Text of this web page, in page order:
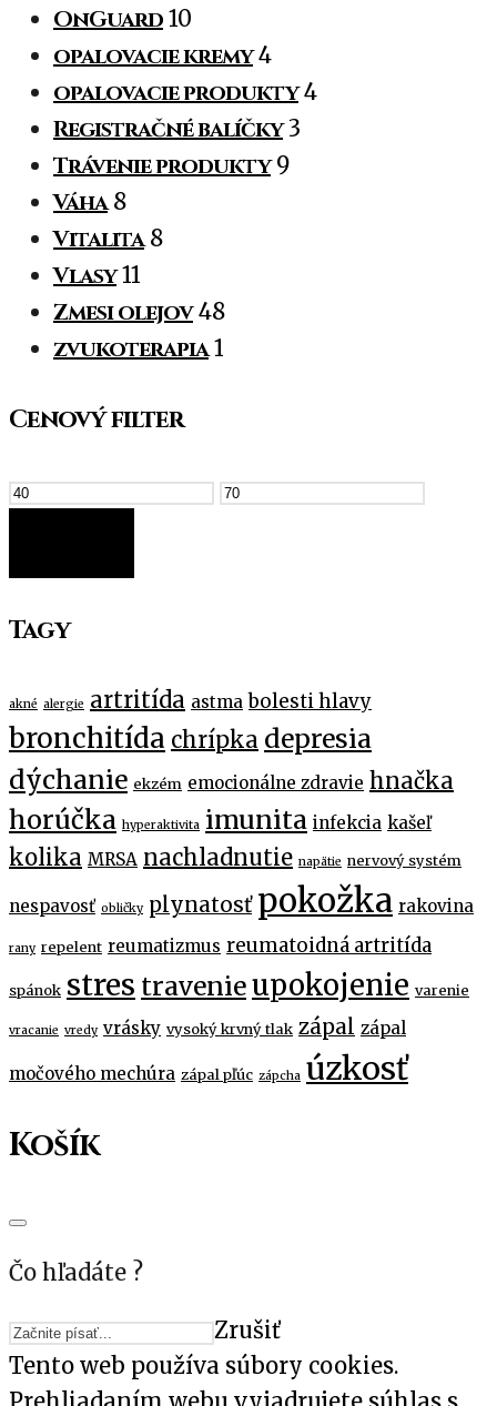
OnGuard 10
opalovacie kremy 4
opalovacie produkty 4
Registračné balíčky 3
Trávenie produkty 9
Váha 8
Vitalita 8
Vlasy 11
Zmesi olejov 48
zvukoterapia 1
Cenový filter
Tagy
akné alergie artritída astma bolesti hlavy
bronchitída chrípka depresia
dýchanie ekzém emocionálne zdravie hnačka
horúčka hyperaktivita imunita infekcia kašeľ
kolika MRSA nachladnutie napätie nervový systém
nespavosť obličky plynatosť pokožka rakovina
rany repelent reumatizmus reumatoidná artritída
spánok stres travenieupokojenie varenie
vracanie vredy vrásky vysoký krvný tlak zápal zápal
močového mechúra zápal pľúc zápcha úzkosť
Košík
Čo hľadáte ?
Zrušiť
Tento web používa súbory cookies.